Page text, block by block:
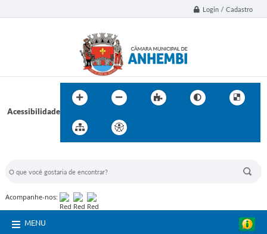
Login / Cadastro
Acessibilidade
Acompanhe-nos:
MENU